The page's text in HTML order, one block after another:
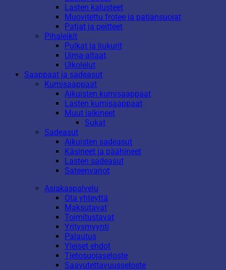
Lasten kalusteet
Muovitettu frotee ja patjansuojat
Patjat ja peitteet
Pihaleikit
Pulkat ja liukurit
Uima-altaat
Ulkolelut
Saappaat ja sadeasut
Kumisaappaat
Aikuisten kumisaappaat
Lasten kumisaappaat
Muut jalkineet
Sukat
Sadeasut
Aikuisten sadeasut
Käsineet ja päähineet
Lasten sadeasut
Sateenvarjot
Asiakaspalvelu
Ota yhteyttä
Maksutavat
Toimitustavat
Yritysmyynti
Palautus
Yleiset ehdot
Tietosuojaseloste
Saavutettavuusseloste